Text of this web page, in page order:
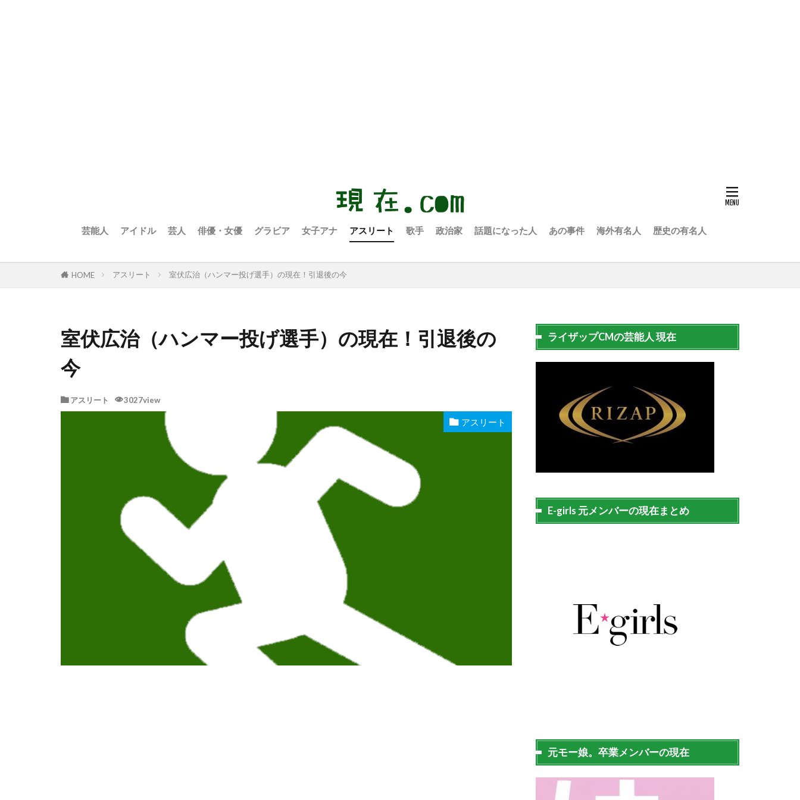
芸能人 アイドル 芸人 俳優・女優 グラビア 女子アナ アスリート 歌手 政治家 話題になった人 あの事件 海外有名人 歴史の有名人
HOME アスリート 室伏広治（ハンマー投げ選手）の現在！引退後の今
室伏広治（ハンマー投げ選手）の現在！引退後の
今
アスリート 3027view
アスリート
ライザップCMの芸能人 現在
E-girls 元メンバーの現在まとめ
元モー娘。卒業メンバーの現在